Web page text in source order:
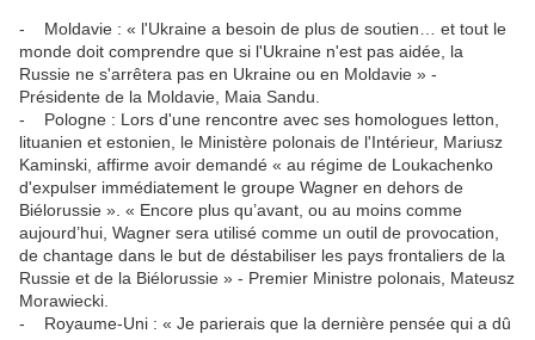
- Moldavie : « l'Ukraine a besoin de plus de soutien… et tout le
monde doit comprendre que si l'Ukraine n'est pas aidée, la
Russie ne s'arrêtera pas en Ukraine ou en Moldavie » -
Présidente de la Moldavie, Maia Sandu.
- Pologne : Lors d'une rencontre avec ses homologues letton,
lituanien et estonien, le Ministère polonais de l'Intérieur, Mariusz
Kaminski, affirme avoir demandé « au régime de Loukachenko
d'expulser immédiatement le groupe Wagner en dehors de
Biélorussie ». « Encore plus qu’avant, ou au moins comme
aujourd’hui, Wagner sera utilisé comme un outil de provocation,
de chantage dans le but de déstabiliser les pays frontaliers de la
Russie et de la Biélorussie » - Premier Ministre polonais, Mateusz
Morawiecki.
- Royaume-Uni : « Je parierais que la dernière pensée qui a dû